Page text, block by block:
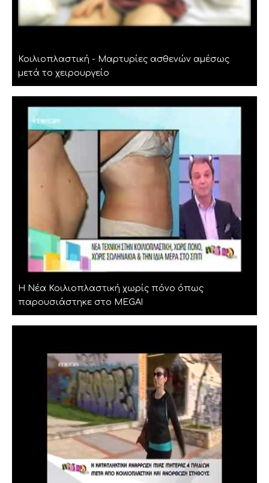
Κοιλιοπλαστική - Μαρτυρίες ασθενών αμέσως
μετά το χειρουργείο
Η Νέα Κοιλιοπλαστική χωρίς πόνο όπως
παρουσιάστηκε στο MEGA!